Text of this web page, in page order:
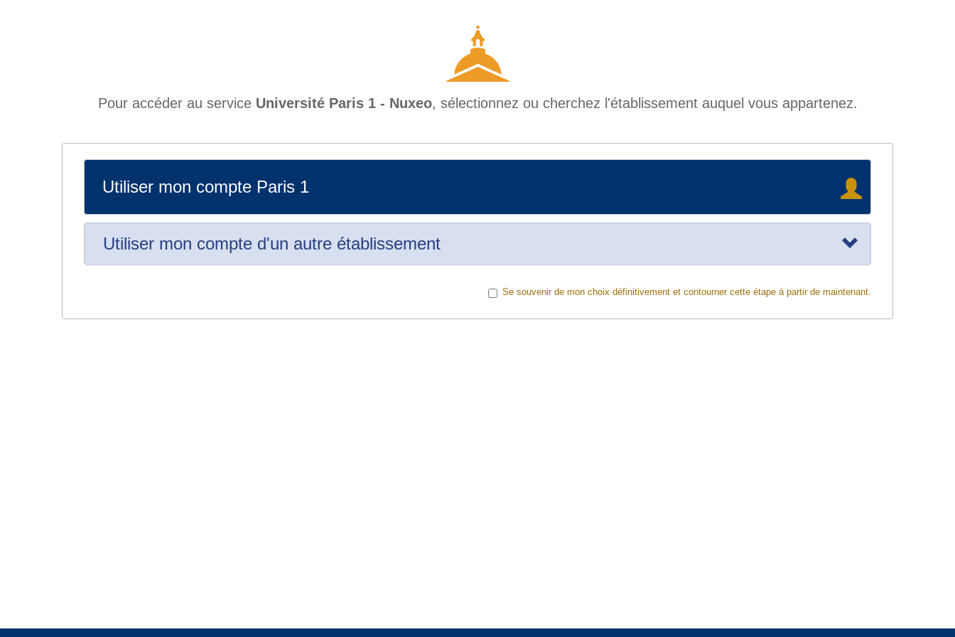
Pour accéder au service Université Paris 1 - Nuxeo, sélectionnez ou cherchez l'établissement auquel vous appartenez.
Utiliser mon compte Paris 1
Utiliser mon compte d'un autre établissement
Se souvenir de mon choix définitivement et contourner cette étape à partir de maintenant.